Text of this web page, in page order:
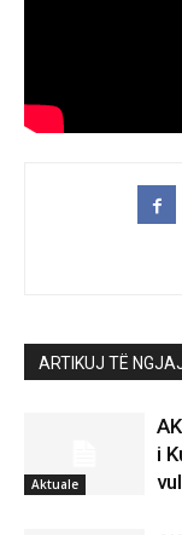
ARTIKUJ TË
Aktuale
i